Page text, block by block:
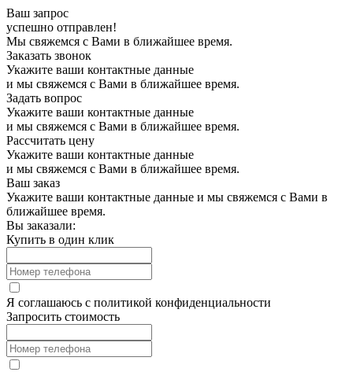
Ваш запрос
успешно отправлен!
Мы свяжемся с Вами в ближайшее время.
Заказать звонок
Укажите ваши контактные данные
и мы свяжемся с Вами в ближайшее время.
Задать вопрос
Укажите ваши контактные данные
и мы свяжемся с Вами в ближайшее время.
Рассчитать цену
Укажите ваши контактные данные
и мы свяжемся с Вами в ближайшее время.
Ваш заказ
Укажите ваши контактные данные и мы свяжемся с Вами в
ближайшее время.
Вы заказали:
Купить в один клик
Я соглашаюсь с политикой конфиденциальности
Запросить стоимость